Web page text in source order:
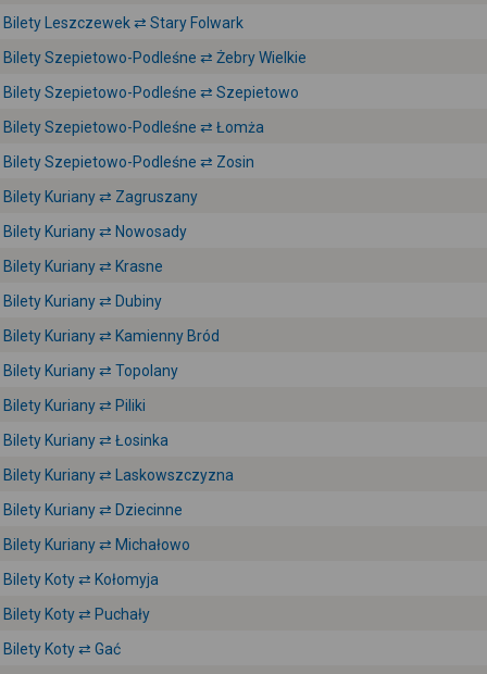
Bilety Leszczewek ⇄ Stary Folwark
Bilety Szepietowo-Podleśne ⇄ Żebry Wielkie
Bilety Szepietowo-Podleśne ⇄ Szepietowo
Bilety Szepietowo-Podleśne ⇄ Łomża
Bilety Szepietowo-Podleśne ⇄ Zosin
Bilety Kuriany ⇄ Zagruszany
Bilety Kuriany ⇄ Nowosady
Bilety Kuriany ⇄ Krasne
Bilety Kuriany ⇄ Dubiny
Bilety Kuriany ⇄ Kamienny Bród
Bilety Kuriany ⇄ Topolany
Bilety Kuriany ⇄ Piliki
Bilety Kuriany ⇄ Łosinka
Bilety Kuriany ⇄ Laskowszczyzna
Bilety Kuriany ⇄ Dziecinne
Bilety Kuriany ⇄ Michałowo
Bilety Koty ⇄ Kołomyja
Bilety Koty ⇄ Puchały
Bilety Koty ⇄ Gać